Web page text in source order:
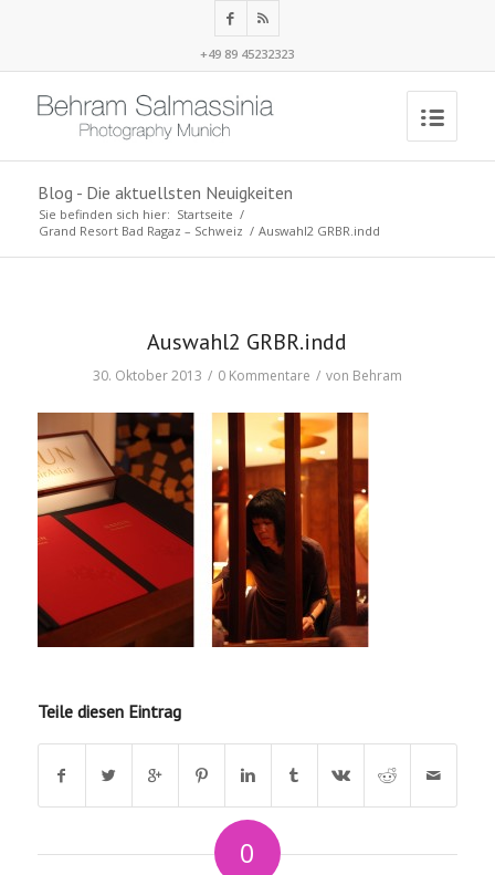
+49 89 45232323
Blog - Die aktuellsten Neuigkeiten
Sie befinden sich hier: Startseite /
Grand Resort Bad Ragaz – Schweiz / Auswahl2 GRBR.indd
Auswahl2 GRBR.indd
30. Oktober 2013 / 0 Kommentare / von Behram
Teile diesen Eintrag
0